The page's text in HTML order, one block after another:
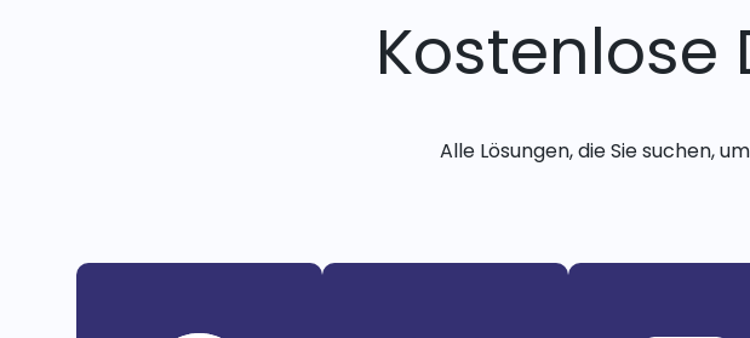
Alle Lösungen, die Sie suchen,